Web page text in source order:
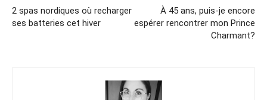
2 spas nordiques où recharger
ses batteries cet hiver
À 45 ans, puis-je encore
espérer rencontrer mon Prince
Charmant?